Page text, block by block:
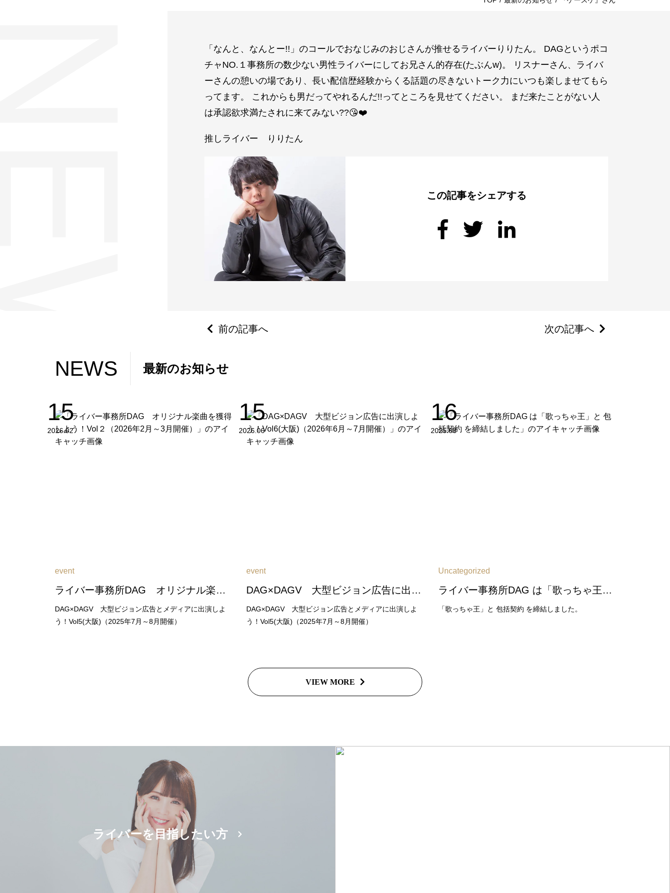
「なんと、なんとー!!」のコールでおなじみのおじさんが推せるライバーりりたん。 DAGというポコ
チャNO.１事務所の数少ない男性ライバーにしてお兄さん的存在(たぶんw)。 リスナーさん、ライバ
ーさんの憩いの場であり、長い配信歴経験からくる話題の尽きないトーク力にいつも楽しませてもら
ってます。 これからも男だってやれるんだ!!ってところを見せてください。 まだ来たことがない人
は承認欲求満たされに来てみない??😘❤️
推しライバー りりたん
この記事をシェアする
前の記事へ 次の記事へ
NEWS 最新のお知らせ
15
2026.02
event
ライバー事務所DAG オリジナル楽曲を獲得しよう！Vol２（2026年2月～3月開催）
DAG×DAGV 大型ビジョン広告とメディアに出演しよ
う！Vol5(大阪)（2025年7月～8月開催）
15
2026.06
event
DAG×DAGV 大型ビジョン広告に出演しよう！Vol6(大阪)（2026年6月～7月開催）
DAG×DAGV 大型ビジョン広告とメディアに出演しよ
う！Vol5(大阪)（2025年7月～8月開催）
16
2025.08
Uncategorized
ライバー事務所DAG は「歌っちゃ王」と 包括契約 を締結しました
「歌っちゃ王」と 包括契約 を締結しました。
VIEW MORE
ライバーを目指したい方